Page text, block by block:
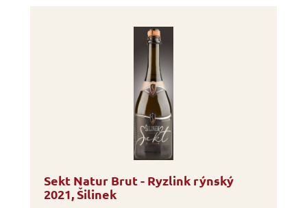
Sekt Natur Brut - Ryzlink rýnský
2021, Šilinek